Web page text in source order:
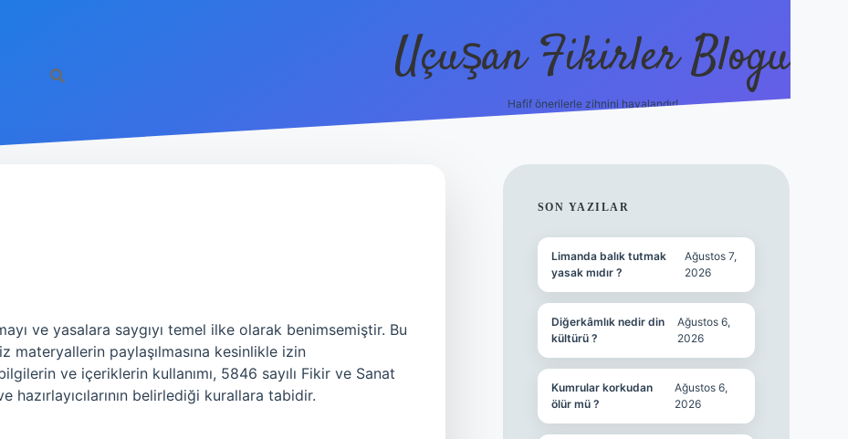
Uçuşan Fikirler Blogu
Hafif önerilerle zihnini havalandır!
ve yasalara saygıyı temel ilke olarak benimsemiştir. Bu
materyallerin paylaşılmasına kesinlikle izin
ve içeriklerin kullanımı, 5846 sayılı Fikir ve Sanat
belirlediği kurallara tabidir.
SIDEBAR
SON YAZILAR
Limanda balık tutmak
yasak mıdır ?
Ağustos 7,
2026
Diğerkâmlık nedir din
kültürü ?
Ağustos 6,
2026
Kumrular korkudan
ölür mü ?
Ağustos 6,
2026
hiltonbet güncel